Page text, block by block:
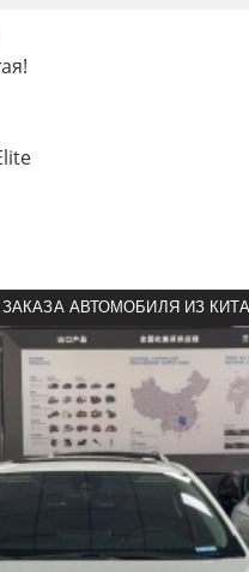
АВТОМОБИЛЯ ИЗ